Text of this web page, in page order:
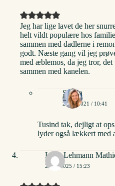
Jeg har lige lavet de her
helt vildt populære hos
sammen med dadlerne i
godt. Næste gang vil jeg
med æblemos, da jeg tror,
sammen med kanelen.
Stinna
25/01/2021 / 10:41
Tusind tak, dejligt at
lyder også lækkert med
Lone Lehmann
24/04/2025 / 15:23